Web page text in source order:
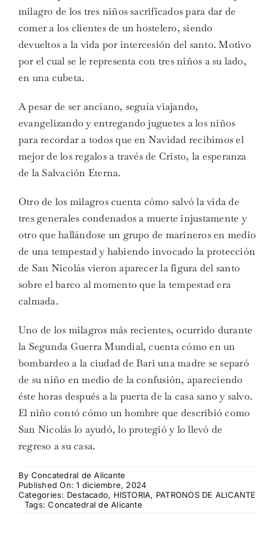
milagro de los tres niños sacrificados para dar de
comer a los clientes de un hostelero, siendo
devueltos a la vida por intercesión del santo. Motivo
por el cual se le representa con tres niños a su lado,
en una cubeta.
A pesar de ser anciano, seguía viajando,
evangelizando y entregando juguetes a los niños
para recordar a todos que en Navidad recibimos el
mejor de los regalos a través de Cristo, la esperanza
de la Salvación Eterna.
Otro de los milagros cuenta cómo salvó la vida de
tres generales condenados a muerte injustamente y
otro que hallándose un grupo de marineros en medio
de una tempestad y habiendo invocado la protección
de San Nicolás vieron aparecer la figura del santo
sobre el barco al momento que la tempestad era
calmada.
Uno de los milagros más recientes, ocurrido durante
la Segunda Guerra Mundial, cuenta cómo en un
bombardeo a la ciudad de Bari una madre se separó
de su niño en medio de la confusión, apareciendo
éste horas después a la puerta de la casa sano y salvo.
El niño contó cómo un hombre que describió como
San Nicolás lo ayudó, lo protegió y lo llevó de
regreso a su casa.
By Concatedral de Alicante
Published On: 1 diciembre, 2024
Categories: Destacado, HISTORIA, PATRONOS DE ALICANTE
Tags:Concatedral de Alicante